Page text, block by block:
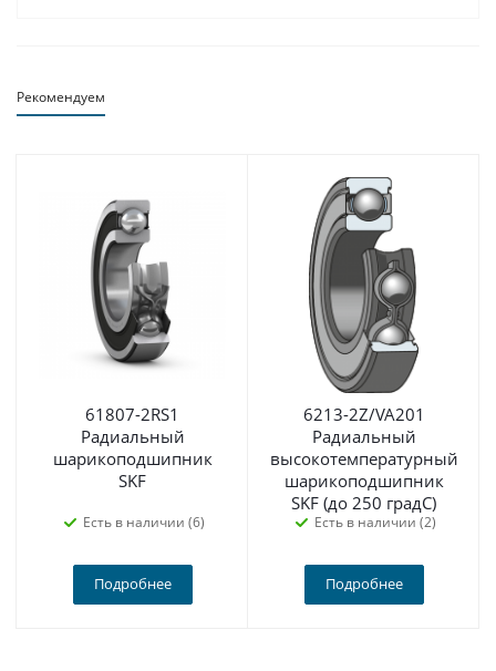
Рекомендуем
61807-2RS1
Радиальный
шарикоподшипник
SKF
Есть в наличии (6)
Подробнее
6213-2Z/VA201
Радиальный
высокотемпературный
шарикоподшипник
SKF (до 250 градС)
Есть в наличии (2)
Подробнее